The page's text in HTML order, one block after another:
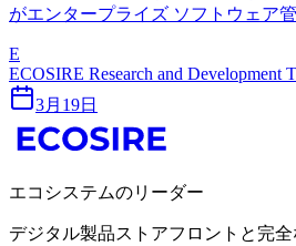
がエンタープライズ ソフトウェア
E
ECOSIRE Research and Development
3月19日
エコシステムのリーダー
デジタル製品ストアフロントと完全